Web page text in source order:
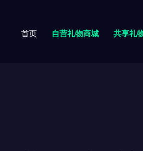
首页 自营礼物商城 共享礼